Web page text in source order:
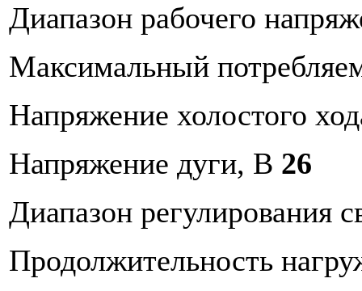
Диапазон рабочего
Максимальный
Напряжение холостого
Напряжение дуги, В 26
Диапазон регулирования
Продолжительность